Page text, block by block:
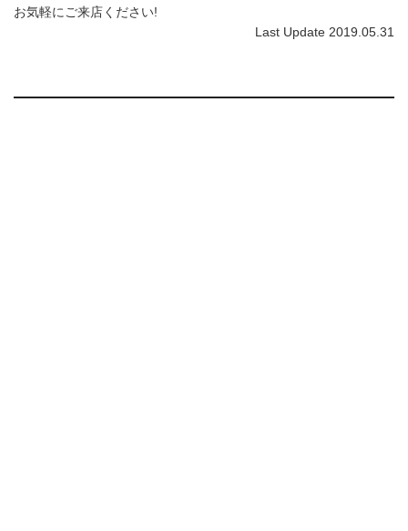
お気軽にご来店ください!
Last Update 2019.05.31